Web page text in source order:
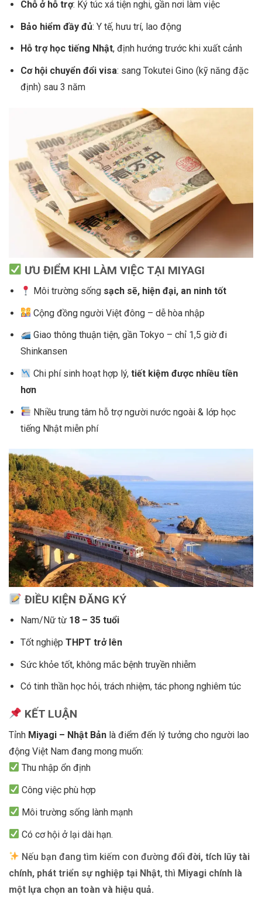
Chỗ ởhỗ trợ: Ký túc xá tiện nghi, gần nơi làm việc
Bảo hiểm đầy đủ: Y tế, hưu trí, lao động
Hỗ trợhọc tiếng Nhật, định hướng trước khi xuất cảnh
Cơhội chuyển đổi visa: sang Tokutei Gino (kỹ năng đặc
định) sau 3 năm
ƯU ĐIỂM KHI LÀM VIỆC TẠI MIYAGI
Môi trường sống sạch sẽ, hiệnđại, an ninh tốt
Cộng đồng người Việt đông – dễ hòa nhập
Giao thông thuận tiện, gần Tokyo – chỉ 1,5 giờ đi
Shinkansen
Chi phí sinh hoạt hợp lý,tiết kiệmđược nhiều tiền
hơn
Nhiều trung tâm hỗ trợ người nước ngoài & lớp học
tiếng Nhật miễn phí
ĐIỀU KIỆN ĐĂNG KÝ
Nam/Nữ từ 18 – 35 tuổi
Tốt nghiệp THPT trởlên
Sức khỏe tốt, không mắc bệnh truyền nhiễm
Có tinh thần học hỏi, trách nhiệm, tác phong nghiêm túc
KẾT LUẬN
Tỉnh Miyagi – Nhật Bản là điểm đến lý tưởng cho người lao
động Việt Nam đang mong muốn:
Thu nhập ổn định
Công việc phù hợp
Môi trường sống lành mạnh
Có cơ hội ở lại dài hạn.
Nếu bạn đang tìm kiếm con đườngđổiđời, tích lũy tài
chính, phát triển sựnghiệp tại Nhật, thì Miyagi chính là
một lựa chọn an toàn và hiệu quả.